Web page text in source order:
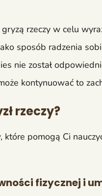
rzeczy w celu
sposób radzenia
nie został
kontynuować to
rzeczy?
pomogą Ci
fizycznej i